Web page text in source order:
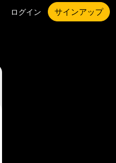
ログイン サインアップ